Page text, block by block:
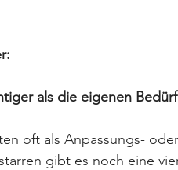
als die eigenen
oft als Anpassungs-
gibt es noch eine